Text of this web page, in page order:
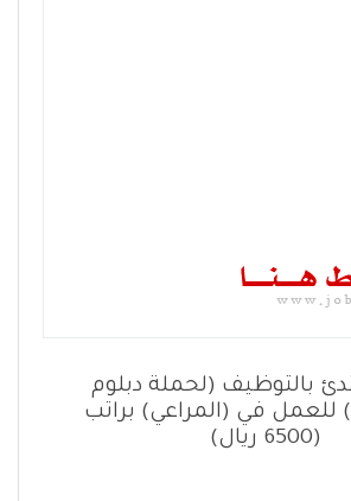
بالتوظيف (لحملة دبلوم
للعمل في (المراعي) براتب
(6500 ريال)